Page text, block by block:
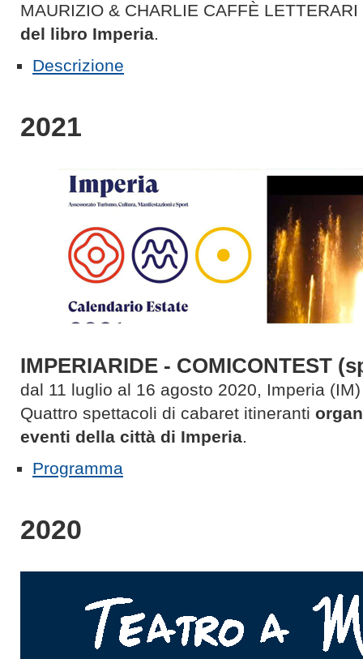
MAURIZIO & CHARLIE CAFFÈ
del libro Imperia.
Descrizione
2021
IMPERIARIDE - COMICONTEST
dal 11 luglio al 16 agosto 2020, Imperia (IM)
Quattro spettacoli di cabaret itineranti
eventi della città di Imperia.
Programma
2020